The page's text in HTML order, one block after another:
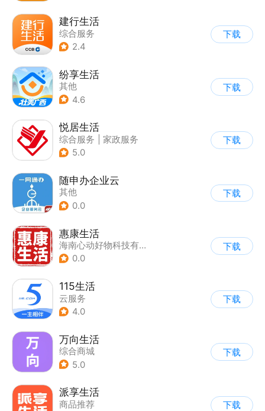
建行生活
综合服务
2.4
下载
纷享生活
其他
4.6
下载
悦居生活
综合服务
家政服务
5.0
下载
随申办企业云
其他
0.0
下载
惠康生活
海南心动好物科技有限公司
0.0
下载
115生活
云服务
4.0
下载
万向生活
综合商城
5.0
下载
派享生活
商品推荐
下载